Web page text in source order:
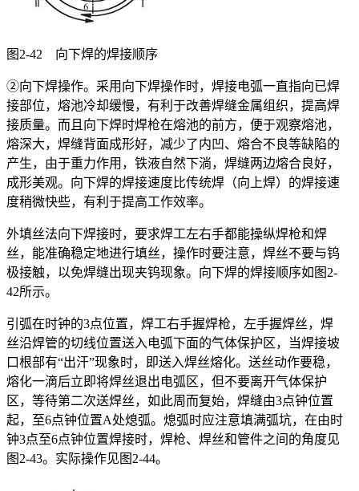
图2-42 向下焊的焊接顺序
②向下焊操作。采用向下焊操作时，焊接电弧一直指向已焊
接部位，熔池冷却缓慢，有利于改善焊缝金属组织，提高焊
接质量。而且向下焊时焊枪在熔池的前方，便于观察熔池，
熔深大，焊缝背面成形好，减少了内凹、熔合不良等缺陷的
产生，由于重力作用，铁液自然下淌，焊缝两边熔合良好，
成形美观。向下焊的焊接速度比传统焊（向上焊）的焊接速
度稍微快些，有利于提高工作效率。
外填丝法向下焊接时，要求焊工左右手都能操纵焊枪和焊
丝，能准确稳定地进行填丝，操作时要注意，焊丝不要与钨
极接触，以免焊缝出现夹钨现象。向下焊的焊接顺序如图2-
42所示。
引弧在时钟的3点位置，焊工右手握焊枪，左手握焊丝，焊
丝沿焊管的切线位置送入电弧下面的气体保护区，当焊接坡
口根部有“出汗”现象时，即送入焊丝熔化。送丝动作要稳，
熔化一滴后立即将焊丝退出电弧区，但不要离开气体保护
区，等待第二次送焊丝，如此周而复始，焊缝由3点钟位置
起，至6点钟位置A处熄弧。熄弧时应注意填满弧坑，在由时
钟3点至6点钟位置焊接时，焊枪、焊丝和管件之间的角度见
图2-43。实际操作见图2-44。